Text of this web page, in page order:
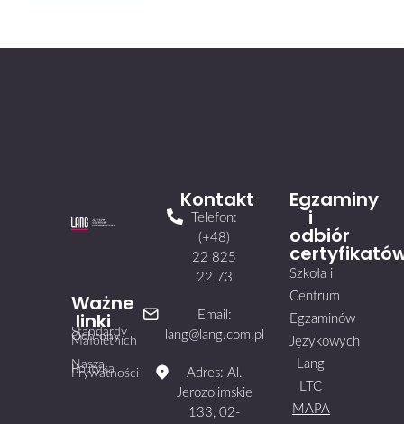
Ważne
linki
Standardy
Ochrony
Małoletnich
Nasza
Polityka
Prywatności
Kontakt
Telefon:
(+48)
22 825
22 73
Email:
lang@lang.com.pl
Adres: Al.
Jerozolimskie
133, 02-
Egzaminy
i
odbiór
Szkoła i
Centrum
Egzaminów
Językowych
Lang
LTC
MAPA